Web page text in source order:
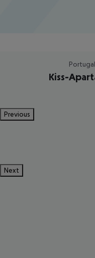
Kiss-
Previous
Next